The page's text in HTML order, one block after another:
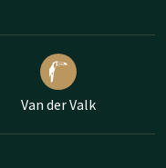
Van der Valk